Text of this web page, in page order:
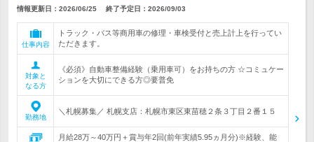
情報更新日：2026/06/25 終了予定日： 2026/09/03
仕事内容
トラック・バス等商用車の修理・車検受付と売上計上を行ってい
ただきます。
対象と
なる方
《必須》自動車整備経験（乗用車可）をお持ちの方 ☆コミュケー
ションを大切にできる方◎要普免
勤務地
＼札幌募集／ 札幌支店：札幌市東区東苗穂２条３丁目２番１５
月給28万～40万円＋賞与年2回(前年実績5.95ヵ月分)※経験、能